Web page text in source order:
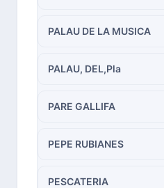
PALAU DE LA MUSICA
PALAU, DEL,Pla
PARE GALLIFA
PEPE RUBIANES
PESCATERIA